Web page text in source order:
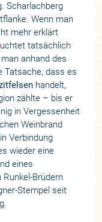
Scharlachberg
Wenn man
mehr erklärt
tatsächlich
anhand des
Tatsache, dass es
handelt,
zählte – bis er
in Vergessenheit
Weinbrand
Verbindung
wieder eine
eines
Brüdern
Stempel seit